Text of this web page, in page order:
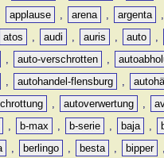
applause , arena , argenta ,
atos , audi , auris , auto ,
, auto-verschrotten ,
, autohandel-flensburg ,
, autoverwertung ,
, b-max , b-serie , baja ,
, berlingo , besta , bipper ,